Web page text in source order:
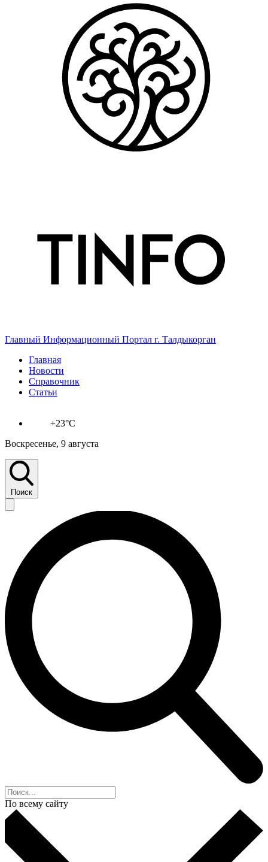
Главный Информационный Портал г. Талдыкорган
Главная
Новости
Справочник
Статьи
+23°C
Воскресенье, 9 августа
Поиск
По всему сайту